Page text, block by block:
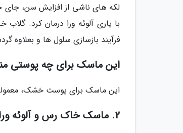
لکه های ناشی از افزایش سن،
با یاری آلوئه ورا درمان کرد.
فرآیند بازسازی سلول ها و بعلاوه
این ماسک برای چه پوستی
این ماسک برای پوست خشک،
2. ماسک خاک رس و آلوئه ورا